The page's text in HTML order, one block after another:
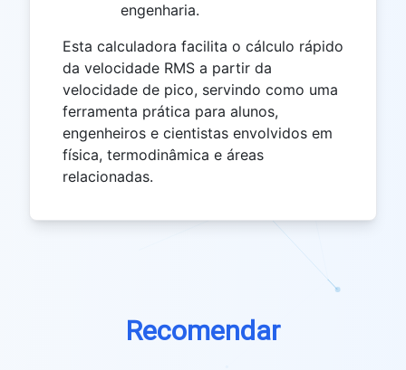
engenharia.
Esta calculadora facilita o cálculo rápido
da velocidade RMS a partir da
velocidade de pico, servindo como uma
ferramenta prática para alunos,
engenheiros e cientistas envolvidos em
física, termodinâmica e áreas
relacionadas.
Recomendar